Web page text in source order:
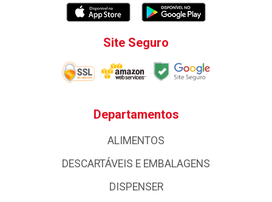
Site Seguro
Departamentos
ALIMENTOS
DESCARTÁVEIS E EMBALAGENS
DISPENSER